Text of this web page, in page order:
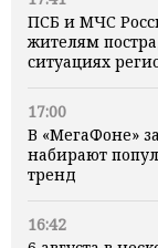
ПСБ и МЧС
жителям
ситуациях
17:00
В «МегаФоне»
набирают
тренд
16:42